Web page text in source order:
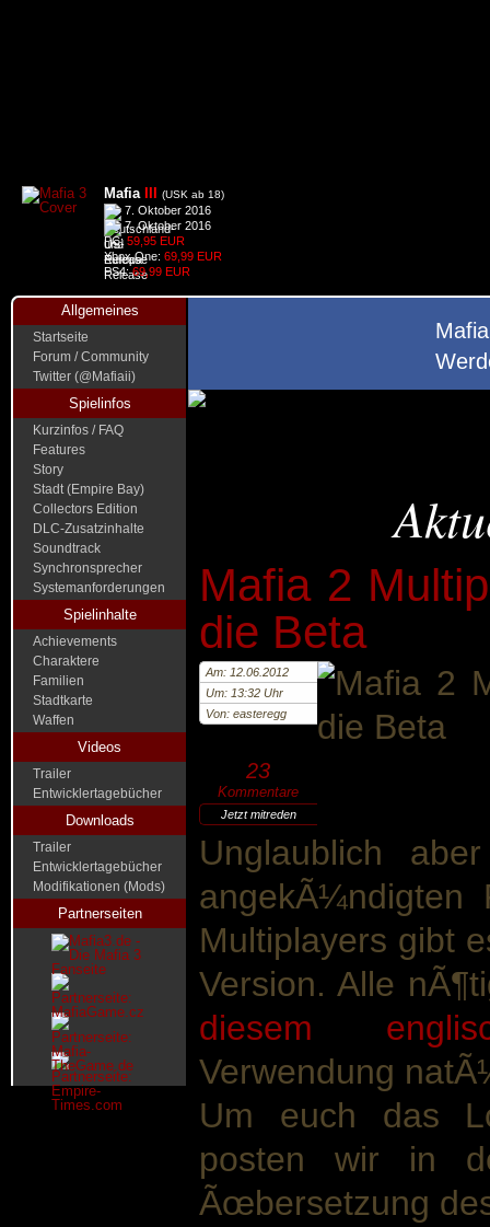
Mafia (USK ab 18)
7. Oktober 2016
7. Oktober 2016
PC: 59,95 EUR
Xbox One: 69,99 EUR
PS4:69,99 EUR
Allgemeines
Startseite
Forum / Community
Twitter (@Mafiaii)
Spielinfos
Kurzinfos / FAQ
Features
Story
Stadt (Empire Bay)
Collectors Edition
DLC-Zusatzinhalte
Soundtrack
Synchronsprecher
Systemanforderungen
Spielinhalte
Achievements
Charaktere
Familien
Stadtkarte
Waffen
Videos
Trailer
Entwicklertagebücher
Downloads
Trailer
Entwicklertagebücher
Modifikationen (Mods)
Partnerseiten
Mafia 2
die Beta
Am: 12.06.2012
Um: 13:32 Uhr
Von: easteregg
23
Kommentare
Jetzt mitreden
Unglaublich
angekÃ¼ndigten
Multiplayers gibt
Version. Alle
diesem
Verwendung
Um euch das
posten wir in
Ãœbersetzung